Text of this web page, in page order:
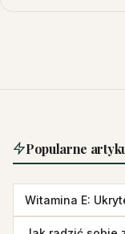
Popularne
Witamina E: